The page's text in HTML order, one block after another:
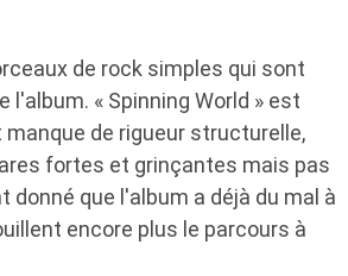
de rock simples qui sont
« Spinning World » est
de rigueur structurelle,
fortes et grinçantes mais pas
que l'album a déjà du mal à
encore plus le parcours à